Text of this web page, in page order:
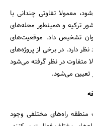
معمولا تفاوتی چندانی با
ترکیه و همینطور محله‌های
تشخیص داد. موقعیت‌های
دارد. در برخی از پروژه‌های
متفاوت در نظر گرفته می‌شود
تعیین می‌شود.
راه‌های مختلفی وجود